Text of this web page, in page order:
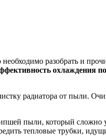
разобрать и
охлаждения
радиатора от пыли.
пыли, который сложно
тепловые трубки,